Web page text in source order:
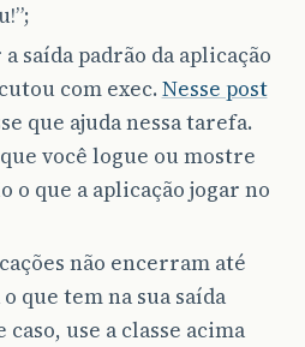
saída padrão da aplicação
com exec. Nesse post
que ajuda nessa tarefa.
você logue ou mostre
o que a aplicação jogar no
não encerram até
que tem na sua saída
caso, use a classe acima